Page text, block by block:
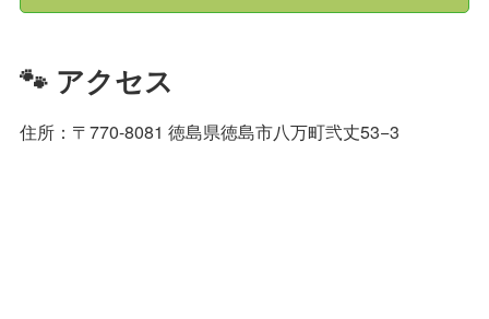
🐾 アクセス
住所：〒770-8081 徳島県徳島市八万町弐丈53−3